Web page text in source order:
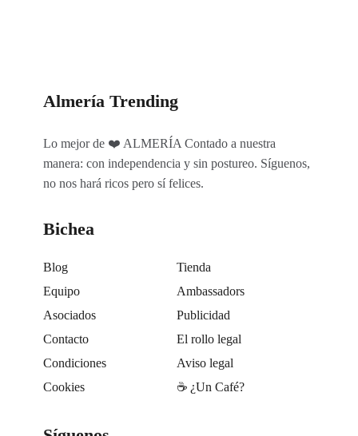
Almería Trending
Lo mejor de ❤️ ALMERÍA Contado a nuestra
manera: con independencia y sin postureo. Síguenos,
no nos hará ricos pero sí felices.
Bichea
Blog
Tienda
Equipo
Ambassadors
Asociados
Publicidad
Contacto
El rollo legal
Condiciones
Aviso legal
Cookies
☕️ ¿Un Café?